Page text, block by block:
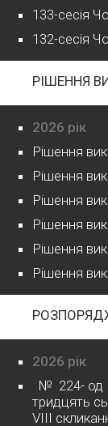
133-сесія
132-сесія
РІШЕННЯ
2026 рік
Рішення
Рішення
Рішення
Рішення
Рішення
Рішення
2026 рік
№ 224- од
тридцять
VІІІ